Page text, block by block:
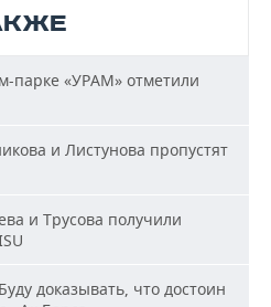
парке «УРАМ» отметили
и Листунова пропустят
и Трусова получили
доказывать, что достоин